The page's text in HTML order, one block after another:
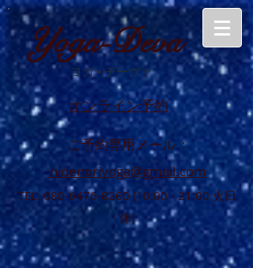
Yoga-Deva
ヨガ• デーヴァ
オンライン予約
ご予約専用メール :
hidenoriyoga@gmail.com
TEL: 080-6476-8260 (10:00 - 21:00 火日
休)